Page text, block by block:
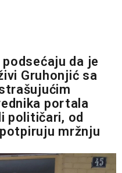
da je
Gruhonjić sa
portala
političari, od
mržnju